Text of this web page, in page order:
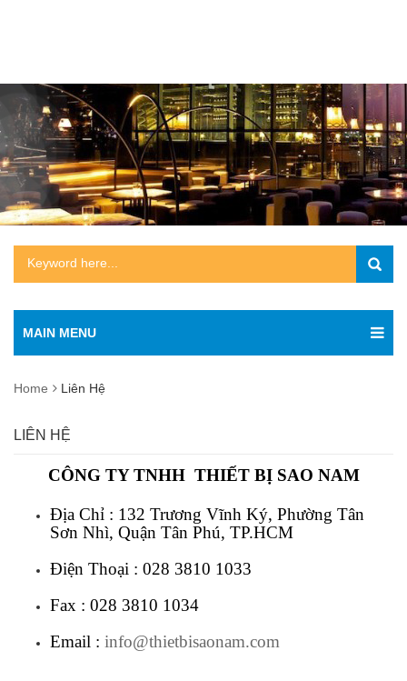
MAIN MENU
Home Liên Hệ
LIÊN HỆ
CÔNG TY TNHH THIẾT BỊ SAO NAM
Địa Chỉ : 132 Trương Vĩnh Ký, Phường Tân
Sơn Nhì, Quận Tân Phú, TP.HCM
Điện Thoại : 028 3810 1033
Fax : 028 3810 1034
Email : info@thietbisaonam.com